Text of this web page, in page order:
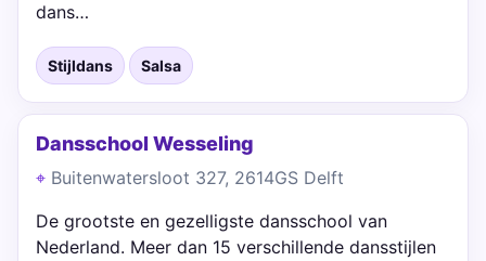
dans…
Stijldans Salsa
Dansschool Wesseling
Buitenwatersloot 327, 2614GS Delft
De grootste en gezelligste dansschool van
Nederland. Meer dan 15 verschillende dansstijlen